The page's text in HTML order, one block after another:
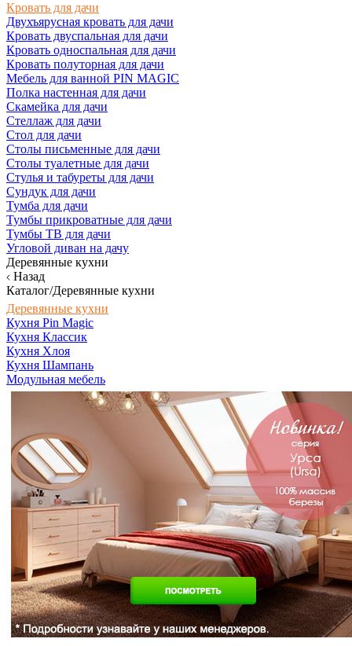
Кровать для дачи
Двухъярусная кровать для дачи
Кровать двуспальная для дачи
Кровать односпальная для дачи
Кровать полуторная для дачи
Мебель для ванной PIN MAGIC
Полка настенная для дачи
Скамейка для дачи
Стеллаж для дачи
Стол для дачи
Столы письменные для дачи
Столы туалетные для дачи
Стулья и табуреты для дачи
Сундук для дачи
Тумба для дачи
Тумбы прикроватные для дачи
Тумбы ТВ для дачи
Угловой диван на дачу
Деревянные кухни
Назад
Каталог/Деревянные кухни
Деревянные кухни
Кухня Pin Magic
Кухня Классик
Кухня Хлоя
Кухня Шампань
Модульная мебель